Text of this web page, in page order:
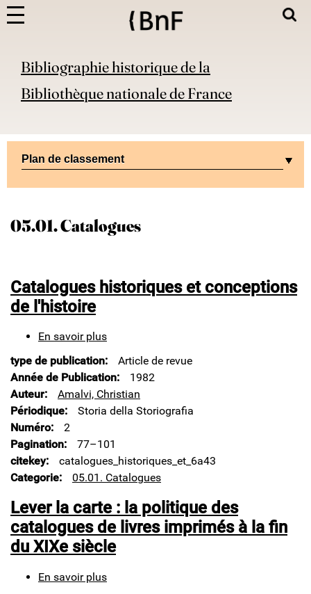
Bibliographie historique de la
Bibliothèque nationale de France
Plan de classement
05.01. Catalogues
Catalogues historiques et conceptions
de l'histoire
En savoir plus
historiques
et
conceptions
de
l'histoire
type de publication
Article de revue
Année de Publication
1982
Auteur
Amalvi, Christian
Périodique
Storia della Storiografia
Numéro
2
Pagination
77–101
citekey
catalogues_historiques_et_6a43
Categorie
05.01. Catalogues
Lever la carte : la politique des
catalogues de livres imprimés à la fin
du XIXe siècle
En savoir plus